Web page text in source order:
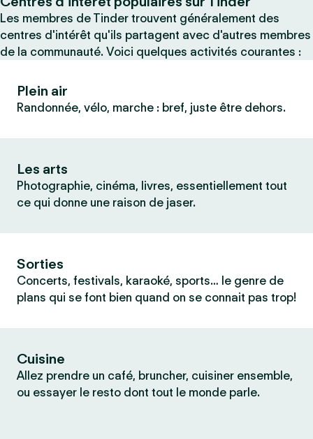
Les membres de Tinder trouvent généralement des
centres d'intérêt qu'ils partagent avec d'autres membres
de la communauté. Voici quelques activités courantes :
Plein air
Randonnée, vélo, marche : bref, juste être dehors.
Les arts
Photographie, cinéma, livres, essentiellement tout
ce qui donne une raison de jaser.
Sorties
Concerts, festivals, karaoké, sports… le genre de
plans qui se font bien quand on se connait pas trop!
Cuisine
Allez prendre un café, bruncher, cuisiner ensemble,
ou essayer le resto dont tout le monde parle.